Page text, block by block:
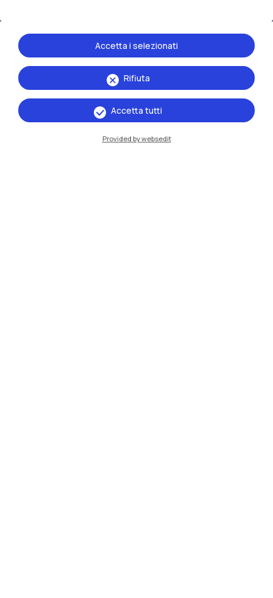
Rifiuta
Accetta i selezionati
Accetta tutti
Provided by websedit